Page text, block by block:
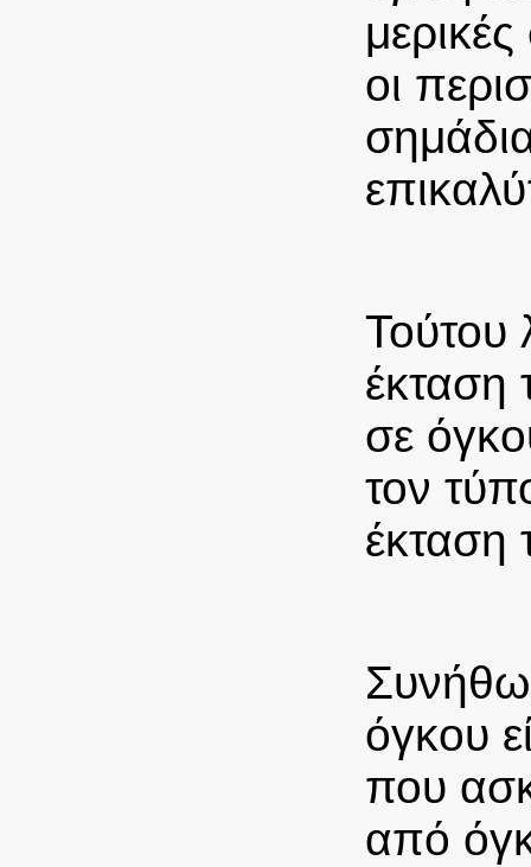
οι
Τούτου
έκταση
σε
τον
έκταση
όγκου
που
από